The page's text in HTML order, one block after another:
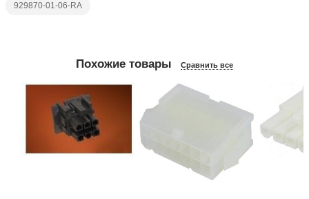
929870-01-06-RA
Похожие товары Сравнить все